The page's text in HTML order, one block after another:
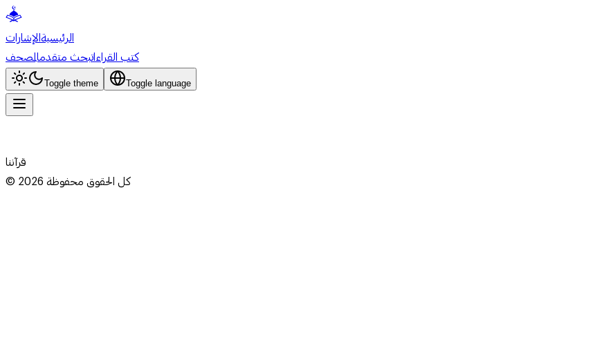
الرئيسيةالإشارات
كتب القراءاتبحث متقدمالمصحف
Toggle theme Toggle language
قرآننا
© 2026كل الحقوق محفوظة